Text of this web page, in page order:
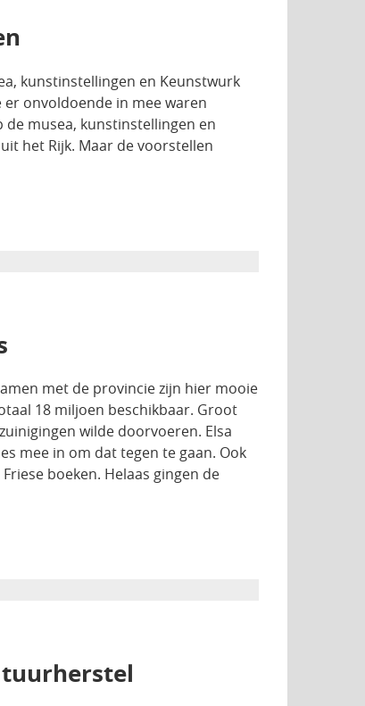
kunstinstellingen en Keunstwurk
onvoldoende in mee waren
musea, kunstinstellingen en
het Rijk. Maar de voorstellen
met de provincie zijn hier mooie
18 miljoen beschikbaar. Groot
wilde doorvoeren. Elsa
mee in om dat tegen te gaan. Ook
boeken. Helaas gingen de